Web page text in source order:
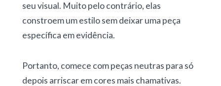
seu visual. Muito pelo contrário, elas
constroem um estilo sem deixar uma peça
específica em evidência.
Portanto, comece com peças neutras para só
depois arriscar em cores mais chamativas.